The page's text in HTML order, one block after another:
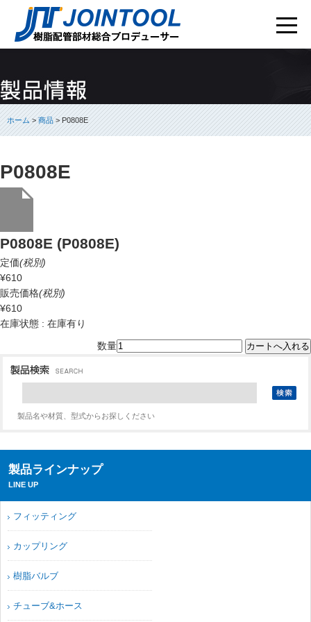
ホーム>商品> P0808E
P0808E
P0808E (P0808E)
定価(税別)
¥610
販売価格(税別)
¥610
在庫状態 : 在庫有り
数量
製品名や材質、型式からお探しください
製品ラインナップ
LINE UP
フィッティング
カップリング
樹脂バルブ
チューブ&ホース